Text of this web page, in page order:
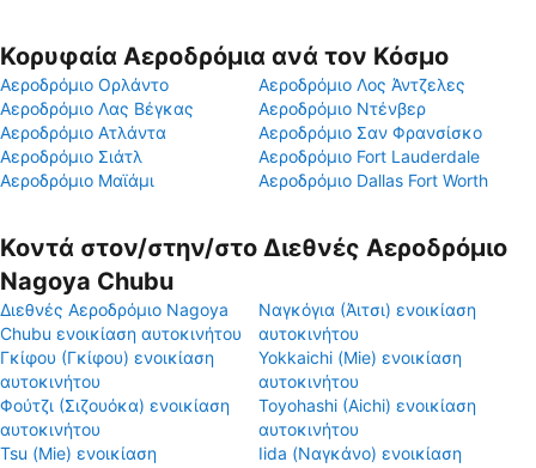
Κορυφαία Αεροδρόμια ανά τον Κόσμο
Αεροδρόμιο Ορλάντο
Αεροδρόμιο Λος Άντζελες
Αεροδρόμιο Λας Βέγκας
Αεροδρόμιο Ντένβερ
Αεροδρόμιο Ατλάντα
Αεροδρόμιο Σαν Φρανσίσκο
Αεροδρόμιο Σιάτλ
Αεροδρόμιο Fort Lauderdale
Αεροδρόμιο Μαϊάμι
Αεροδρόμιο Dallas Fort Worth
Κοντά στον/στην/στο Διεθνές Αεροδρόμιο
Nagoya Chubu
Διεθνές Αεροδρόμιο Nagoya
Chubu ενοικίαση αυτοκινήτου
Ναγκόγια (Άιτσι) ενοικίαση
αυτοκινήτου
Γκίφου (Γκίφου) ενοικίαση
αυτοκινήτου
Yokkaichi (Mie) ενοικίαση
αυτοκινήτου
Φούτζι (Σιζουόκα) ενοικίαση
αυτοκινήτου
Toyohashi (Aichi) ενοικίαση
αυτοκινήτου
Tsu (Mie) ενοικίαση
Iida (Ναγκάνο) ενοικίαση